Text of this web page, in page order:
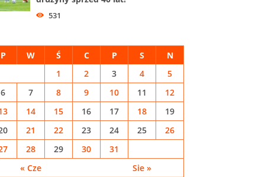
531
P W Ś C P S N
« Cze Sie »
1 2 3 4
5
6
7 8 9 10 11
12
14 15 16 17 18
19
21 22 23 24 25
26
28 29 30 31